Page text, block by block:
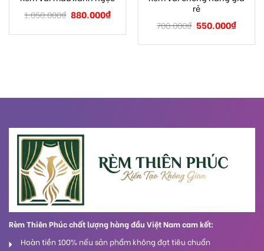
1.050.000₫ 880.000₫
rẻ
700.000₫ 550.000₫
Rèm Thiên Phúc chất lượng hàng đầu Việt Nam cam kết:
Hoàn tiền 100% nếu sản phẩm không đạt tiêu chuẩn